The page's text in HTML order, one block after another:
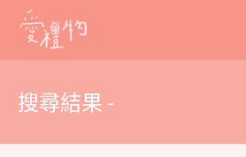
Skip
搜尋結果 -